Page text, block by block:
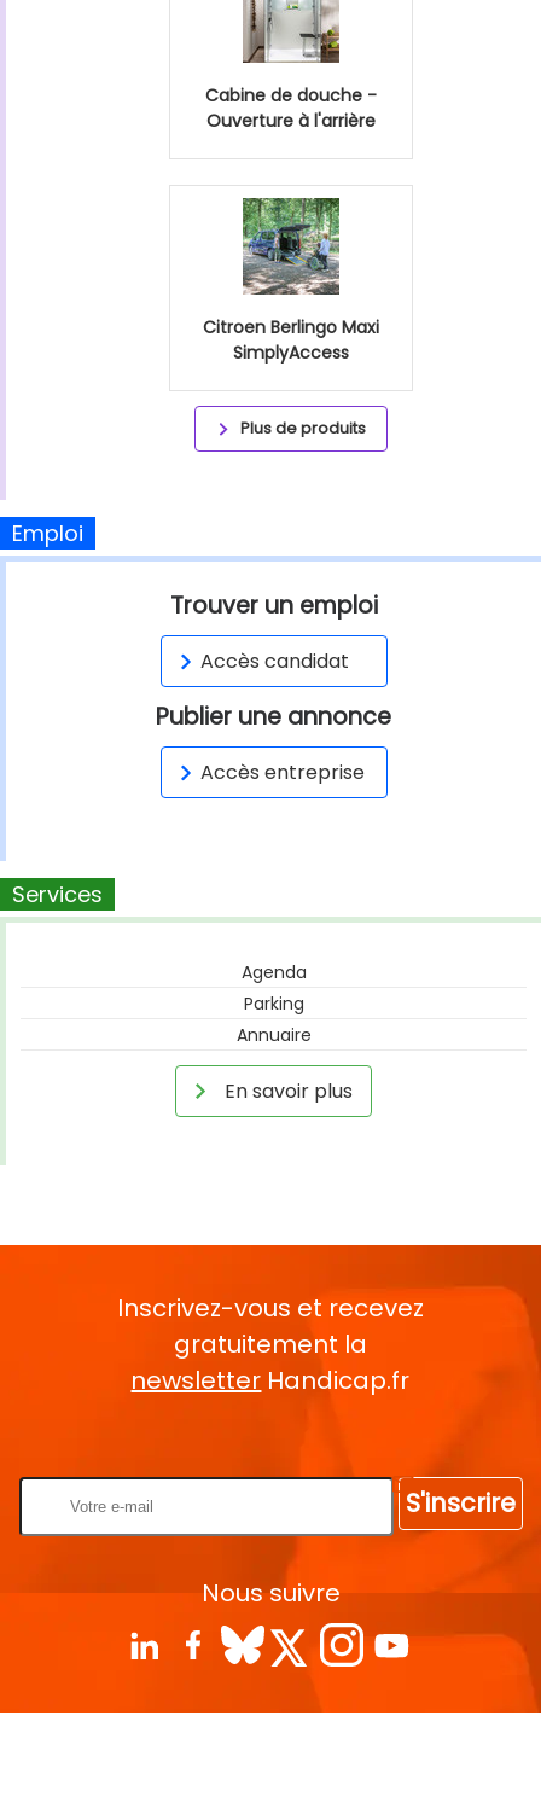
Cabine de douche -
Ouverture à l'arrière
Citroen Berlingo Maxi
SimplyAccess
Plus de produits
Emploi
Trouver un emploi
Accès candidat
Publier une annonce
Accès entreprise
Services
Agenda
Parking
Annuaire
En savoir plus
Inscrivez-vous et recevez
gratuitement la
newsletter Handicap.fr
S'inscrire
Nous suivre